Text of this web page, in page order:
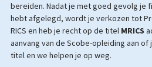
bereiden. Nadat je met goed gevolg je
hebt afgelegd, wordt je verkozen tot
RICS en heb je recht op de titel MRICS
aanvang van de Scobe-opleiding aan of
titel en we helpen je op weg.